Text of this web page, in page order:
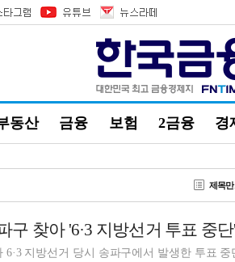
동산 금융 보험 2금융 경
제목
구 찾아 '6·3 지방선거 투표 중
6·3 지방선거 당시 송파구에서 발생한 투표